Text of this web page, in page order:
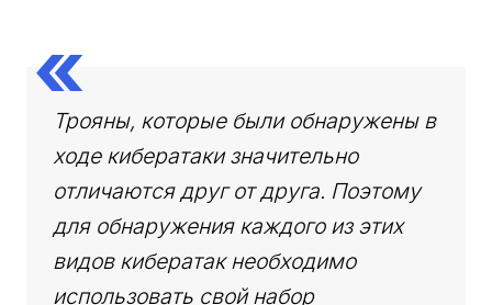
Трояны, которые были обнаружены в
ходе кибератаки значительно
отличаются друг от друга. Поэтому
для обнаружения каждого из этих
видов кибератак необходимо
использовать свой набор